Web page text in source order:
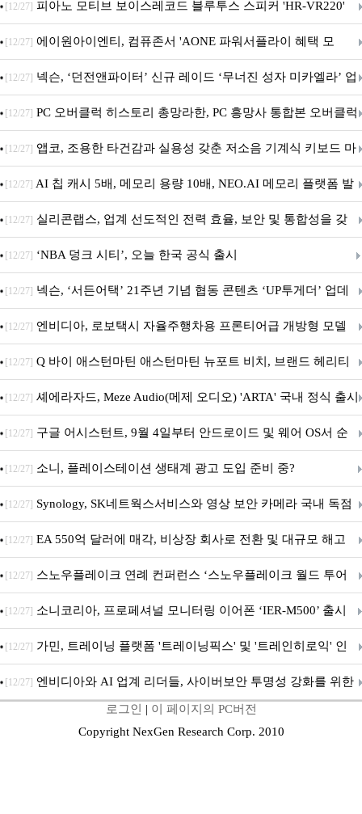
[12/27] 피아노 모티브 보이스레코드 블루투스 스피커 'HR-VR220'
출시
[12/27] 에이원아이엔티, 컴퓨존서 'AONE 파워서플라이 혜택 모
음.ZIP' 이벤트 진행
[12/27] 넥슨, ‘던전앤파이터’ 신규 레이드 ‘무너진 성자 미카엘라’ 업
데이트!
[12/27] PC 오버클럭 히스토리 총망라한, PC 흥망사 통합본 오버클럭
특집(1-4편)
[12/27] 앱코, 조용한 타건감과 실용성 갖춘 저소음 기계식 키보드 마
우스 세트 'KM580' 출시
[12/27] AI 칩 캐시 5배, 메모리 용량 10배, NEO.AI 메모리 플랫폼 발
표
[12/27] 실리콘랩스, 업계 선도적인 전력 효율, 보안 및 통합성을 갖
춘 초저전력 블루투스 LE SoC ‘BG2B’ 공개
[12/27] ‘NBA 덩크 시티’, 오늘 한국 공식 출시
[12/27] 넥슨, ‘서든어택’ 21주년 기념 협동 콘텐츠 ‘UP투게더’ 업데
이트
[12/27] 엔비디아, 로보택시 자율주행차용 프론티어급 개방형 모델
‘알파마요 2 슈퍼’ 상업적 이용 가능
[12/27] Q 바이 애스턴마틴 애스턴마틴 뉴포트 비치, 브랜드 헤리티
지 담은 ‘헤리티지 에디션 컬렉션’ 공개
[12/27] 셰에라자드, Meze Audio(메제 오디오) 'ARTA' 국내 정식 출시
[12/27] 구글 어시스턴트, 9월 4일부터 안드로이드 및 웨어 OS서 순
차 서비스 종료
[12/27] 소니, 플레이스테이션 생태계 광고 도입 준비 중?
[12/27] Synology, SK네트웍스서비스와 영상 보안 카메라 국내 독점
판매 파트너십 체결
[12/27] EA 550억 달러에 매각, 비상장 회사로 전환 및 대규모 해고
전망
[12/27] 스노우플레이크 연례 컨퍼런스 ‘스노우플레이크 월드 투어
서울’ 개최
[12/27] 소니코리아, 프로페셔널 모니터링 이어폰 ‘IER-M500’ 출시
[12/27] 가민, 트레이닝 플랫폼 '트레이닝픽스' 및 '트레인히로익' 인
수로 선수와 코치에 맞춤형 훈련 지원 확대
[12/27] 엔비디아와 AI 업계 리더들, 사이버보안 투명성 강화를 위한
SAFE 가이드라인 제안
로그인 | 이 페이지의 PC버전
Copyright NexGen Research Corp. 2010